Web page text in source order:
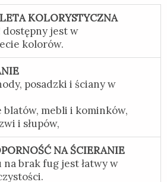
KOLORYSTYCZNA
dostępny jest w
kolorów.
posadzki i ściany w
mebli i kominków,
i słupów,
NA ŚCIERANIE
na brak fug jest łatwy w